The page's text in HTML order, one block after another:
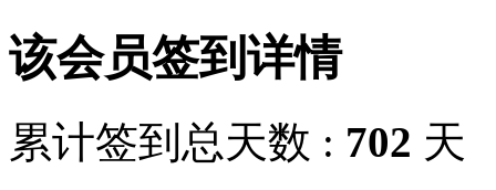
该会员签到详情
累计签到总天数 : 702 天